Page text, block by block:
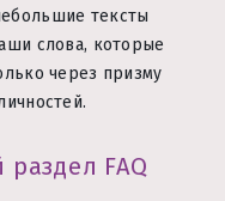
тексты
слова, которые
через призму
FAQ